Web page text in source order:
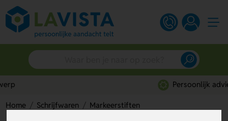
Home Schrijfwaren
Markeerstiften